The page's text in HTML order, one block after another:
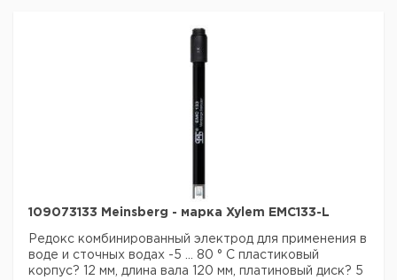
109073133 Meinsberg - марка Xylem EMC133-L
Редокс комбинированный электрод для применения в
воде и сточных водах -5 ... 80 ° С пластиковый
корпус? 12 мм, длина вала 120 мм, платиновый диск? 5